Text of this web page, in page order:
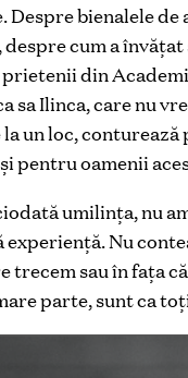
bienalele
cum a
din
sa Ilinca, care nu
un loc,
pentru oamenii
umilința, nu
Nu
trecem sau în faţa
parte, sunt ca